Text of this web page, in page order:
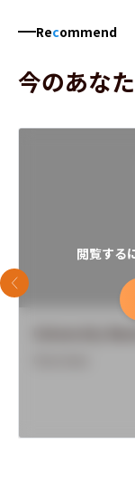
Recommend
今のあな
閲覧する
前のスライド